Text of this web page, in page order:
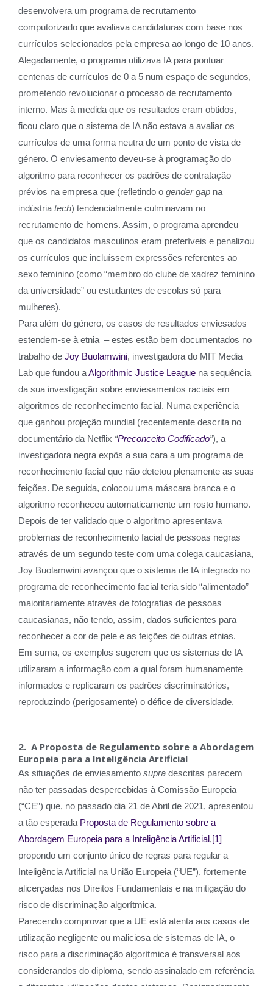
desenvolvera um programa de recrutamento
computorizado que avaliava candidaturas com base nos
currículos selecionados pela empresa ao longo de 10 anos.
Alegadamente, o programa utilizava IA para pontuar
centenas de currículos de 0 a 5 num espaço de segundos,
prometendo revolucionar o processo de recrutamento
interno. Mas à medida que os resultados eram obtidos,
ficou claro que o sistema de IA não estava a avaliar os
currículos de uma forma neutra de um ponto de vista de
género. O enviesamento deveu-se à programação do
algoritmo para reconhecer os padrões de contratação
prévios na empresa que (refletindo o gender gap na
indústria tech) tendencialmente culminavam no
recrutamento de homens. Assim, o programa aprendeu
que os candidatos masculinos eram preferíveis e penalizou
os currículos que incluíssem expressões referentes ao
sexo feminino (como “membro do clube de xadrez feminino
da universidade” ou estudantes de escolas só para
mulheres).
Para além do género, os casos de resultados enviesados
estendem-se à etnia – estes estão bem documentados no
trabalho de Joy Buolamwini, investigadora do MIT Media
Lab que fundou aAlgorithmic Justice League na sequência
da sua investigação sobre enviesamentos raciais em
algoritmos de reconhecimento facial. Numa experiência
que ganhou projeção mundial (recentemente descrita no
documentário da Netflix “Preconceito Codificado”), a
investigadora negra expôs a sua cara a um programa de
reconhecimento facial que não detetou plenamente as suas
feições. De seguida, colocou uma máscara branca e o
algoritmo reconheceu automaticamente um rosto humano.
Depois de ter validado que o algoritmo apresentava
problemas de reconhecimento facial de pessoas negras
através de um segundo teste com uma colega caucasiana,
Joy Buolamwini avançou que o sistema de IA integrado no
programa de reconhecimento facial teria sido “alimentado”
maioritariamente através de fotografias de pessoas
caucasianas, não tendo, assim, dados suficientes para
reconhecer a cor de pele e as feições de outras etnias.
Em suma, os exemplos sugerem que os sistemas de IA
utilizaram a informação com a qual foram humanamente
informados e replicaram os padrões discriminatórios,
reproduzindo (perigosamente) o défice de diversidade.
2. A Proposta de Regulamento sobre a Abordagem
Europeia para a Inteligência Artificial
As situações de enviesamento supra descritas parecem
não ter passadas despercebidas à Comissão Europeia
(“CE”) que, no passado dia 21 de Abril de 2021, apresentou
a tão esperada Proposta de Regulamento sobre a
Abordagem Europeia para a Inteligência Artificial,[1]
propondo um conjunto único de regras para regular a
Inteligência Artificial na União Europeia (“UE”), fortemente
alicerçadas nos Direitos Fundamentais e na mitigação do
risco de discriminação algorítmica.
Parecendo comprovar que a UE está atenta aos casos de
utilização negligente ou maliciosa de sistemas de IA, o
risco para a discriminação algorítmica é transversal aos
considerandos do diploma, sendo assinalado em referência